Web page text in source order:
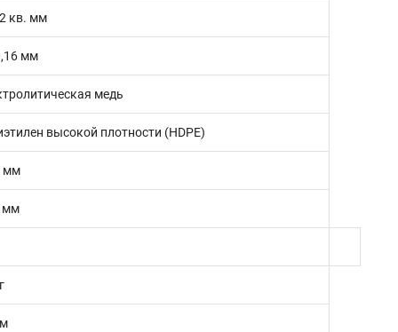
кв. мм
мм
медь
высокой плотности (HDPE)
мм
мм